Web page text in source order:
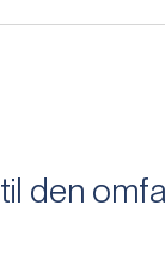
den